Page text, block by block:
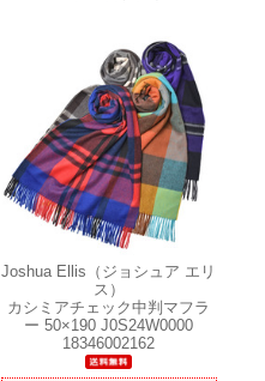
Joshua Ellis（ジョシュア エリ
ス）
カシミアチェック中判マフラ
ー 50×190 J0S24W0000
18346002162